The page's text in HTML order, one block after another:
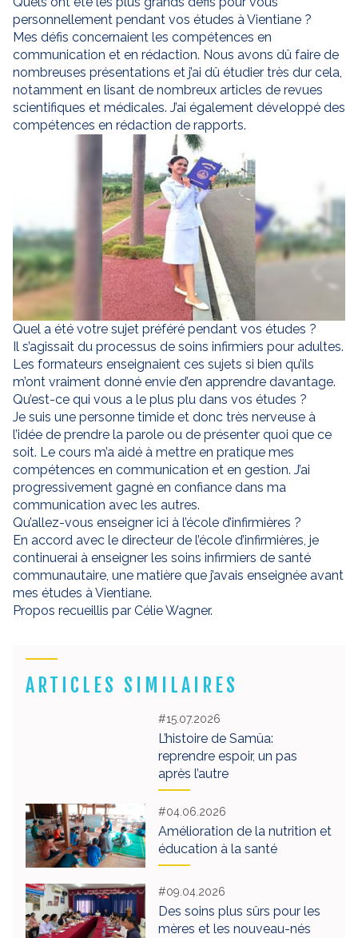
personnellement pendant vos études à Vientiane ?
Mes défis concernaient les compétences en
communication et en rédaction. Nous avons dû faire de
nombreuses présentations et j’ai dû étudier très dur cela,
notamment en lisant de nombreux articles de revues
scientifiques et médicales. J’ai également développé des
compétences en rédaction de rapports.
Quel a été votre sujet préféré pendant vos études ?
Il s’agissait du processus de soins infirmiers pour adultes.
Les formateurs enseignaient ces sujets si bien qu’ils
m’ont vraiment donné envie d’en apprendre davantage.
Qu’est-ce qui vous a le plus plu dans vos études ?
Je suis une personne timide et donc très nerveuse à
l’idée de prendre la parole ou de présenter quoi que ce
soit. Le cours m’a aidé à mettre en pratique mes
compétences en communication et en gestion. J’ai
progressivement gagné en confiance dans ma
communication avec les autres.
Qu’allez-vous enseigner ici à l’école d’infirmières ?
En accord avec le directeur de l’école d’infirmières, je
continuerai à enseigner les soins infirmiers de santé
communautaire, une matière que j’avais enseignée avant
mes études à Vientiane.
Propos recueillis par Célie Wagner.
ARTICLES SIMILAIRES
#15.07.2026
L’histoire de Samüa:
reprendre espoir, un pas
après l’autre
#04.06.2026
Amélioration de la nutrition et
éducation à la santé
#09.04.2026
Des soins plus sûrs pour les
mères et les nouveau-nés